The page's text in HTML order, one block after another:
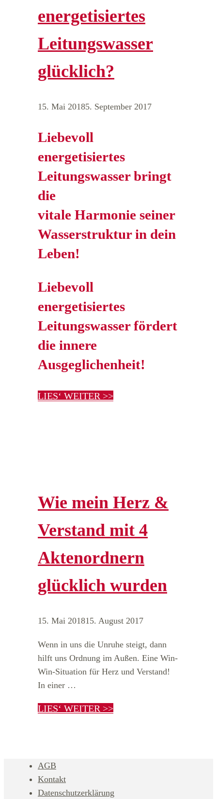
energetisiertes
Leitungswasser
glücklich?
15. Mai 20185. September 2017
Liebevoll
energetisiertes
Leitungswasser bringt
die
vitale Harmonie seiner
Wasserstruktur in dein
Leben!
Liebevoll
energetisiertes
Leitungswasser fördert
die innere
Ausgeglichenheit!
LIES‘ WEITER >>
Wie mein Herz &
Verstand mit 4
Aktenordnern
glücklich wurden
15. Mai 201815. August 2017
Wenn in uns die Unruhe steigt, dann
hilft uns Ordnung im Außen. Eine Win-
Win-Situation für Herz und Verstand!
In einer …
LIES‘ WEITER >>
AGB
Kontakt
Datenschutzerklärung